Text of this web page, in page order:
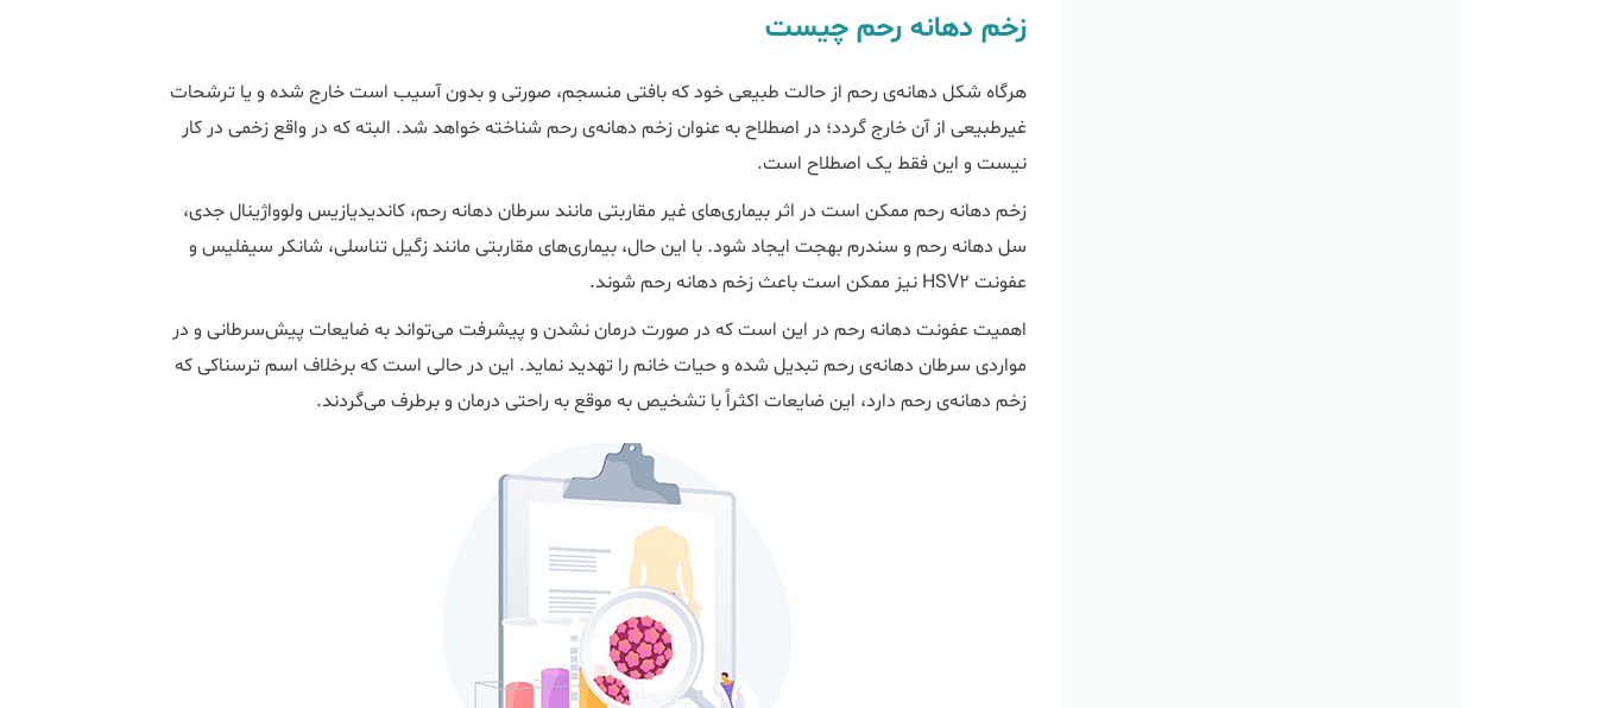
زخم دهانه رحم چیست
هرگاه شکل دهانه‌ی رحم از حالت طبیعی خود که بافتی منسجم، صورتی و بدون آسیب است خارج شده و یا ترشحات
غیرطبیعی از آن خارج گردد؛ در اصطلاح به عنوان زخم دهانه‌ی رحم شناخته خواهد شد. البته که در واقع زخمی در کار
نیست و این فقط یک اصطلاح است.
زخم دهانه رحم ممکن است در اثر بیماریهای غیر مقاربتی مانند سرطان دهانه رحم، کاندیدیازیس ولوواژینال جدی،
سل دهانه رحم و سندرم بهجت ایجاد شود. با این حال، بیماری‌های مقاربتی مانند زگیل تناسلی، شانکر سیفلیس و
عفونت HSV2 نیز ممکن است باعث زخم دهانه رحم شوند.
اهمیت عفونت دهانه رحم در این است که در صورت درمان نشدن و پیشرفت می‌تواند به ضایعات پیش‌سرطانی و در
مواردی سرطان دهانه‌ی رحم تبدیل شده و حیات خانم را تهدید نماید. این در حالی است که برخلاف اسم ترسناکی که
زخم دهانه‌ی رحم دارد، این ضایعات اکثراً با تشخیص به موقع به راحتی درمان و برطرف می‌گردند.